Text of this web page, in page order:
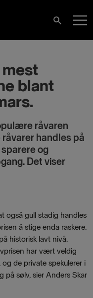
Search
blant
råvaren
handles på
og
Det viser
også gull stadig handles
å stige enda raskere.
historisk lavt nivå.
har vært veldig
de private spekulerer i
på sølv, sier Anders Skar